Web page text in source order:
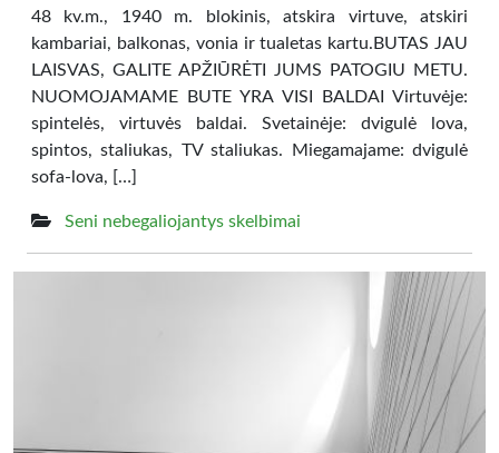
48 kv.m., 1940 m. blokinis, atskira virtuve, atskiri
kambariai, balkonas, vonia ir tualetas kartu.BUTAS JAU
LAISVAS, GALITE APŽIŪRĖTI JUMS PATOGIU METU.
NUOMOJAMAME BUTE YRA VISI BALDAI Virtuvėje:
spintelės, virtuvės baldai. Svetainėje: dvigulė lova,
spintos, staliukas, TV staliukas. Miegamajame: dvigulė
sofa-lova, […]
Seni nebegaliojantys skelbimai